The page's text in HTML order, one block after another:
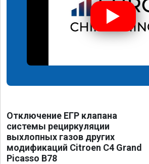
Отключение ЕГР клапана
системы рециркуляции
выхлопных газов других
модификаций Citroen C4 Grand
Picasso B78